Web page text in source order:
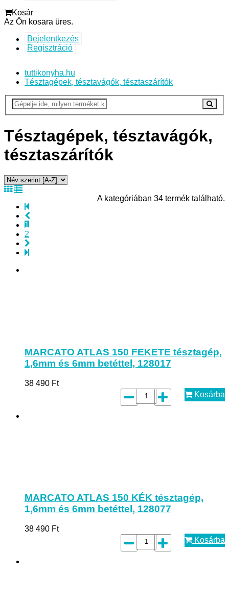
Kosár
Az Ön kosara üres.
Bejelentkezés
Regisztráció
tuttikonyha.hu
Tésztagépek, tésztavágók, tésztaszárítók
Tésztagépek, tésztavágók,
tésztaszárítók
A kategóriában 34 termék található.
1
2
MARCATO ATLAS 150 FEKETE tésztagép,
1,6mm és 6mm betéttel, 128017
38 490 Ft
Kosárba
MARCATO ATLAS 150 KÉK tésztagép,
1,6mm és 6mm betéttel, 128077
38 490 Ft
Kosárba